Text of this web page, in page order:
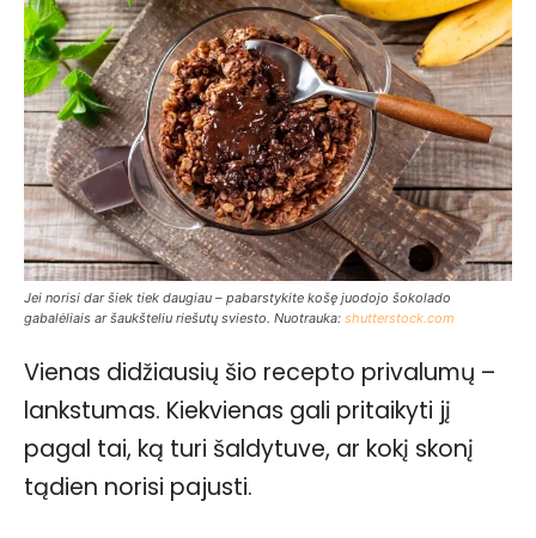
Jei norisi dar šiek tiek daugiau – pabarstykite košę juodojo šokolado
gabalėliais ar šaukšteliu riešutų sviesto. Nuotrauka: shutterstock.com
Vienas didžiausių šio recepto privalumų –
lankstumas. Kiekvienas gali pritaikyti jį
pagal tai, ką turi šaldytuve, ar kokį skonį
tądien norisi pajusti.